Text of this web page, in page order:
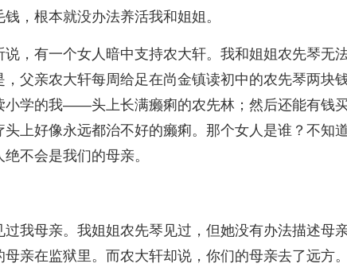
，根本就没办法养活我和姐姐。
说，有一个女人暗中支持农大轩。我和姐姐农先琴无
，父亲农大轩每周给足在尚金镇读初中的农先琴两块
小学的我——头上长满癞痢的农先林；然后还能有钱
头上好像永远都治不好的癞痢。那个女人是谁？不知
不会是我们的母亲。
过我母亲。我姐姐农先琴见过，但她没有办法描述母
亲在监狱里。而农大轩却说，你们的母亲去了远方。